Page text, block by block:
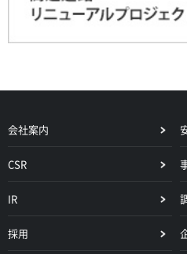
会社案内
CSR
IR
採用